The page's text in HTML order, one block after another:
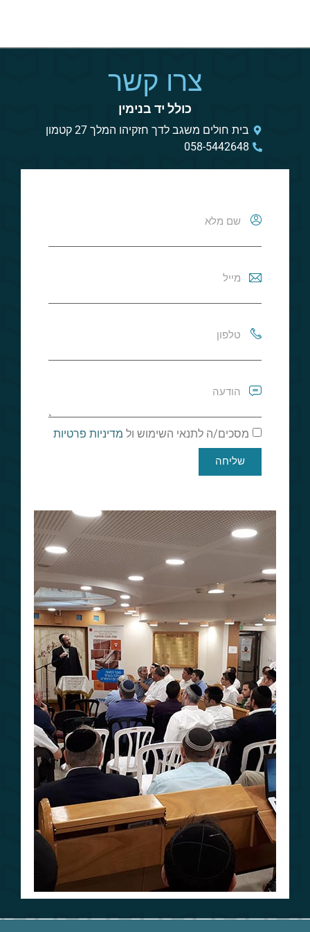
צרו קשר
כולל יד בנימין
בית חולים משגב לדך חזקיהו המלך 27 קטמון
058-5442648
מסכים/ה לתנאי השימוש ול מדיניות פרטיות
שליחה